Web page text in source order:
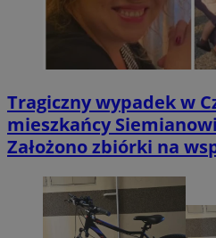
Tragiczny wypadek w
mieszkańcy
Założono zbiórki na